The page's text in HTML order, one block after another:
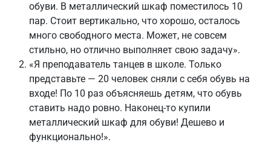
обуви. В металлический шкаф поместилось 10
пар. Стоит вертикально, что хорошо, осталось
много свободного места. Может, не совсем
стильно, но отлично выполняет свою задачу».
«Я преподаватель танцев в школе. Только
представьте — 20 человек сняли с себя обувь на
входе! По 10 раз объясняешь детям, что обувь
ставить надо ровно. Наконец-то купили
металлический шкаф для обуви! Дешево и
функционально!».